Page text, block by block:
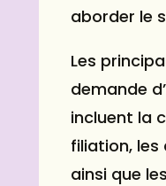
aborder le
Les
demande
incluent la
filiation,
ainsi que